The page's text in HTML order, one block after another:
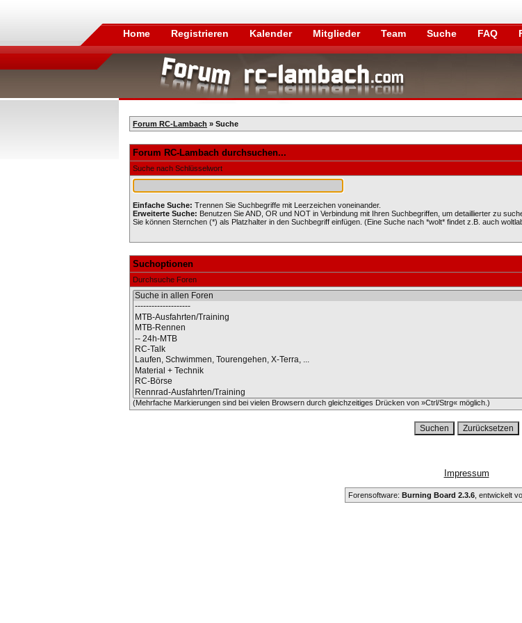
Home Registrieren Kalender Mitglieder Team Suche FAQ
Forum RC-Lambach » Suche
Forum RC-Lambach durchsuchen...
Suche nach Schlüsselwort
Einfache Suche: Trennen Sie Suchbegriffe mit Leerzeichen voneinander.
Erweiterte Suche: Benutzen Sie AND, OR und NOT in Verbindung mit Ihren Suchbegriffen, um detaillierter zu
Sie können Sternchen (*) als Platzhalter in den Suchbegriff einfügen. (Eine Suche nach *wolt* findet z.B. auch
Suchoptionen
Durchsuche Foren
(Mehrfache Markierungen sind bei vielen Browsern durch gleichzeitiges Drücken von »Ctrl/Strg« möglich.)
Impressum
Forensoftware: Burning Board 2.3.6, entwickelt